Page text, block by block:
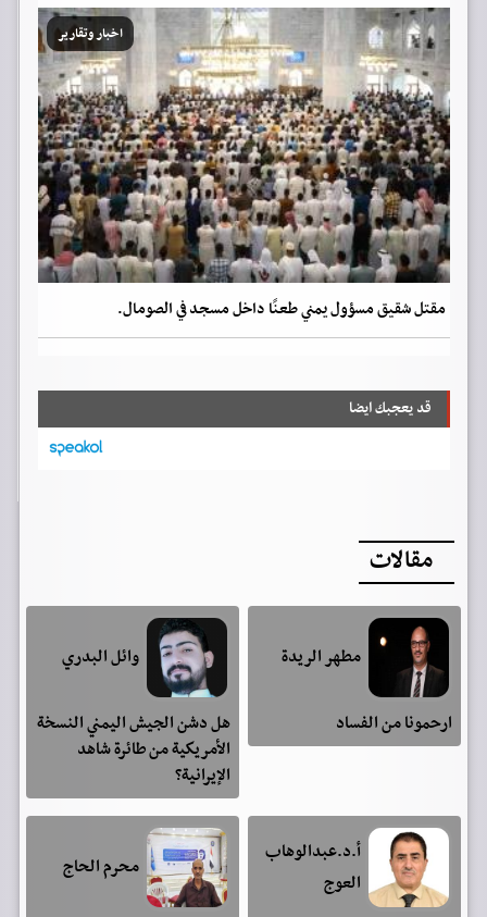
اخبار وتقارير
مقتل شقيق مسؤول يمني طعنًا داخل مسجد في الصومال.
قد يعجبك ايضا
مقالات
مطهر الريدة
ارحمونا من الفساد
وائل البدري
هل دشن الجيش اليمني النسخة
الأمريكية من طائرة شاهد
الإيرانية؟
أ.د.عبدالوهاب
العوج
محرم الحاج